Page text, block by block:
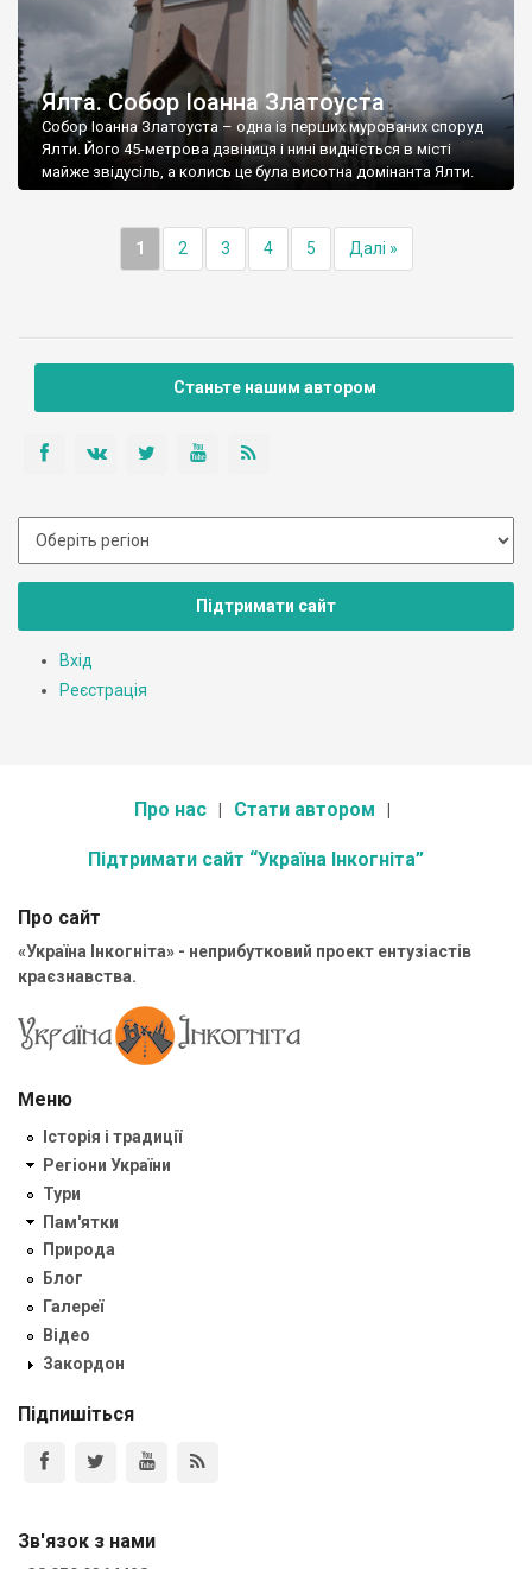
Ялта. Собор Іоанна Златоуста
Собор Іоанна Златоуста – одна із перших мурованих споруд
Ялти. Його 45-метрова дзвіниця і нині видніється в місті
майже звідусіль, а колись це була висотна домінанта Ялти.
1 2 3 4 5 Далі »
Станьте нашим автором
Підтримати сайт
Вхід
Реєстрація
Про нас Стати автором
Підтримати сайт “Україна Інкогніта”
Про сайт
«Україна Інкогніта» - неприбутковий проект ентузіастів
краєзнавства.
Меню
Історія і традиції
Регіони України
Тури
Пам'ятки
Природа
Блог
Галереї
Відео
Закордон
Підпишіться
Зв'язок з нами